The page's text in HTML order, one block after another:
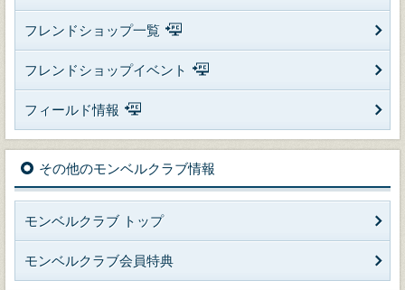
フレンドショップ一覧
フレンドショップイベント
フィールド情報
その他のモンベルクラブ情報
モンベルクラブ トップ
モンベルクラブ会員特典